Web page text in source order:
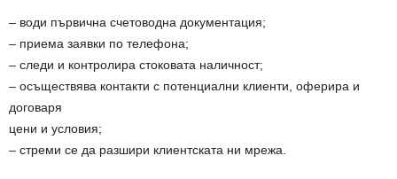
– води първична счетоводна документация;
– приема заявки по телефона;
– следи и контролира стоковата наличност;
– осъществява контакти с потенциални клиенти, оферира и
договаря
цени и условия;
– стреми се да разшири клиентската ни мрежа.